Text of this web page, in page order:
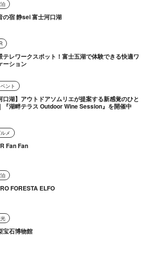
の宿 静sei 富士河口湖
テレワークスポット！富士五湖で体験できる快適ワ
ション
ント
口湖】アウトドアソムリエが提案する新感覚のひと
『湖畔テラス Outdoor Wine Session』を開催中
メ
Fan Fan
FORESTA ELFO
宝石博物館